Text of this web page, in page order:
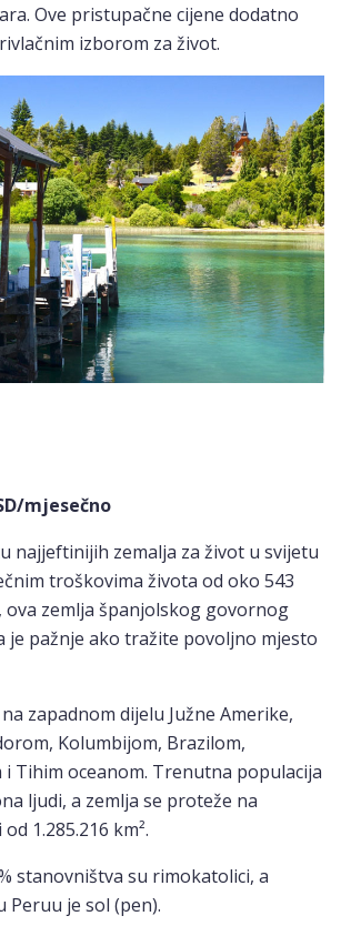
Ove pristupačne cijene dodatno
izborom za život.
mjesečno
najjeftinijih zemalja za život u svijetu
troškovima života od oko 543
ova zemlja španjolskog govornog
je pažnje ako tražite povoljno mjesto
zapadnom dijelu Južne Amerike,
Kolumbijom, Brazilom,
i Tihim oceanom. Trenutna populacija
ljudi, a zemlja se proteže na
1.285.216 km².
stanovništva su rimokatolici, a
Peruu je sol (pen).